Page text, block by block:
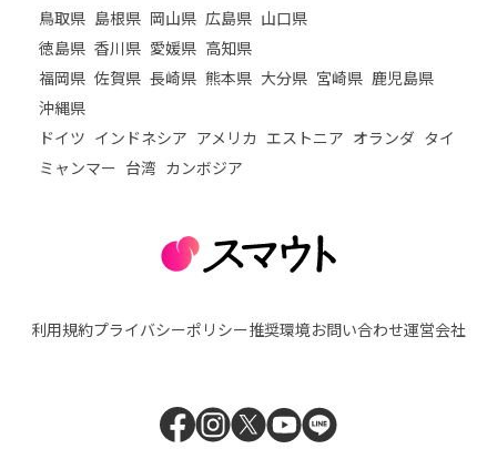
鳥取県 島根県 岡山県 広島県 山口県
徳島県 香川県 愛媛県 高知県
福岡県 佐賀県 長崎県 熊本県 大分県 宮崎県 鹿児島県
沖縄県
ドイツ インドネシア アメリカ エストニア オランダ タイ
ミャンマー 台湾 カンボジア
利用規約プライバシーポリシー推奨環境お問い合わせ運営会社